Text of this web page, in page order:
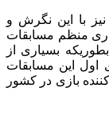
نیز با این نگرش و
منظم مسابقات
بسیاری از
اول این مسابقات
بازی در کشور